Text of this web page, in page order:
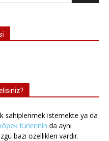
sahiplenmek istemekte ya da
türlerinin da aynı
bazı özellikleri vardır.